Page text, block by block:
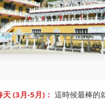
天 (3月-5月)： 這時候最棒的